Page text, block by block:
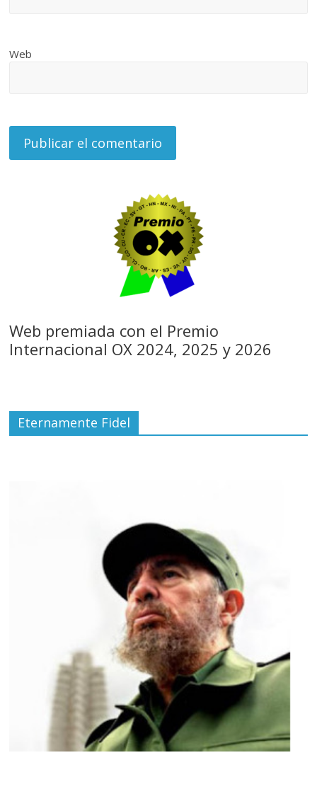
Web
Web premiada con el Premio
Internacional OX 2024, 2025 y 2026
Eternamente Fidel